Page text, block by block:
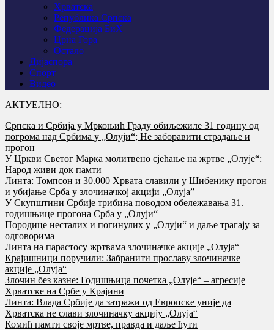
Хрватска
Република Српска
Федерација БиХ
Црна Гора
Остало
Дијаспора
Спорт
Видео
АКТУЕЛНО:
Српска и Србија у Мркоњић Граду обиљежиле 31 годину од
погрома над Србима у „Олуји“; Не заборавити страдање и
прогон
У Цркви Светог Марка молитвено сјећање на жртве „Олује“:
Народ живи док памти
Линта: Томпсон и 30.000 Хрвата славили у Шибенику прогон
и убијање Срба у злочиначкој акцији „Олуја”
У Скупштини Србије трибина поводом обележавања 31.
годишњице прогона Срба у „Олуји“
Породице несталих и погинулих у „Олуји“ и даље трагају за
одговорима
Линта на парастосу жртвама злочиначке акције „Олуја“
Крајишници поручили: Забранити прославу злочиначке
акције „Олуја“
Злочин без казне: Годишњица почетка „Олује“ – агресије
Хрватске на Србе у Крајини
Линта: Влада Србије да затражи од Европске уније да
Хрватска не слави злочиначку акцију „Олуја“
Комић памти своје мртве, правда и даље ћути